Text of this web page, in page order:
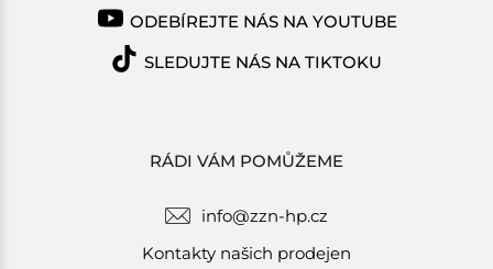
RÁDI VÁM POMŮŽEME
info@zzn-hp.cz
Kontakty našich prodejen
ODEBÍREJTE NÁS NA YOUTUBE
SLEDUJTE NÁS NA TIKTOKU